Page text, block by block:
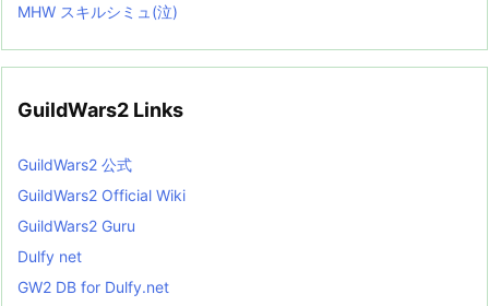
MHW スキルシミュ(泣)
GuildWars2 Links
GuildWars2 公式
GuildWars2 Official Wiki
GuildWars2 Guru
Dulfy net
GW2 DB for Dulfy.net